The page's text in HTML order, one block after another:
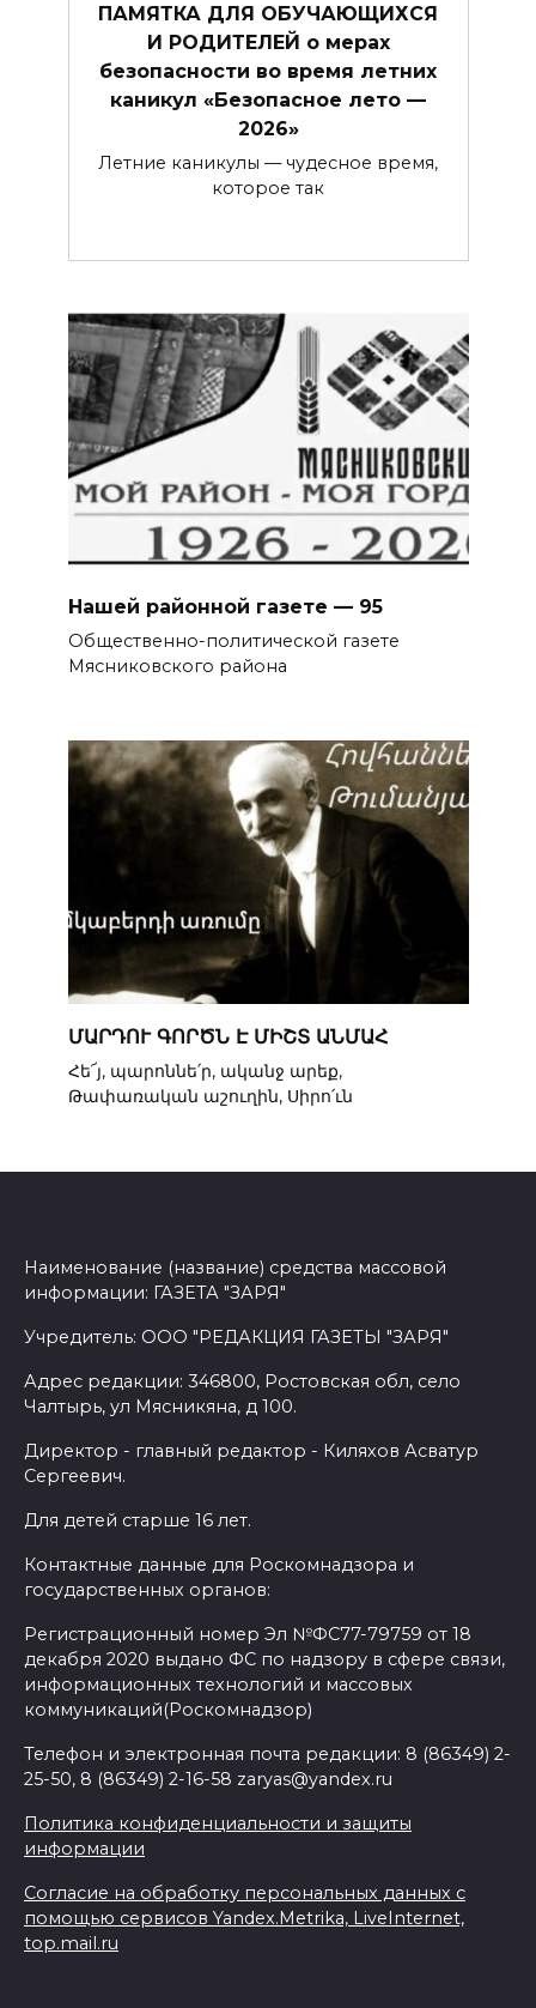
ПАМЯТКА ДЛЯ ОБУЧАЮЩИХСЯ
И РОДИТЕЛЕЙ о мерах
безопасности во время летних
каникул «Безопасное лето —
2026»
Летние каникулы — чудесное время,
которое так
Нашей районной газете — 95
Общественно-политической газете
Мясниковского района
ՄԱՐԴՈՒ ԳՈՐԾՆ Է ՄԻՇՏ ԱՆՄԱՀ
Հե՜յ, պարոննե՛ր, ականջ արեք,
Թափառական աշուղին, Սիրո՛ւն
Наименование (название) средства массовой
информации: ГАЗЕТА "ЗАРЯ"
Учредитель: ООО "РЕДАКЦИЯ ГАЗЕТЫ "ЗАРЯ"
Адрес редакции: 346800, Ростовская обл, село
Чалтырь, ул Мясникяна, д 100.
Директор - главный редактор - Киляхов Асватур
Сергеевич.
Для детей старше 16 лет.
Контактные данные для Роскомнадзора и
государственных органов:
Регистрационный номер Эл №ФС77-79759 от 18
декабря 2020 выдано ФС по надзору в сфере связи,
информационных технологий и массовых
коммуникаций(Роскомнадзор)
Телефон и электронная почта редакции: 8 (86349) 2-
25-50, 8 (86349) 2-16-58 zaryas@yandex.ru
Политика конфиденциальности и защиты
информации
Согласие на обработку персональных данных с
помощью сервисов Yandex.Metrika, LiveInternet,
top.mail.ru